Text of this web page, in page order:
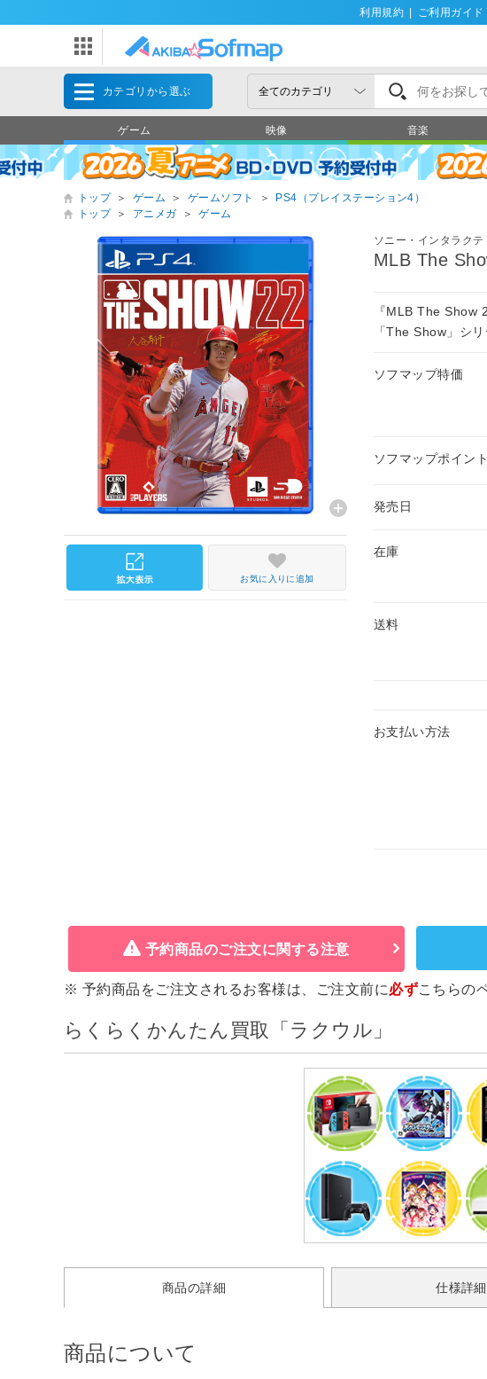
利用規約 ご利用ガイド
カテゴリから選ぶ
ゲーム 映像 音楽
トップ ＞ ゲーム ＞ ゲームソフト ＞
PS4（プレイステーション4）
トップ
＞ アニメガ ＞ ゲーム
ソニー・インタラク
MLB The
『MLB The Show
「The Show」シ
ソフマップ特価
ソフマップポイント
発売日
在庫
送料
お支払い方法
お気に入りに追加
予約商品のご注文に関する注意
※ 予約商品をご注文されるお客様は、ご注文前に必ずこちらの
らくらくかんたん買取「ラクウル」
商品の詳細 仕様詳細
商品について